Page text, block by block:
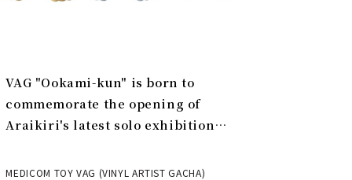
VAG "Ookami-kun" is born to
commemorate the opening of
Araikiri's latest solo exhibition
MEDICOM TOY VAG (VINYL ARTIST GACHA)